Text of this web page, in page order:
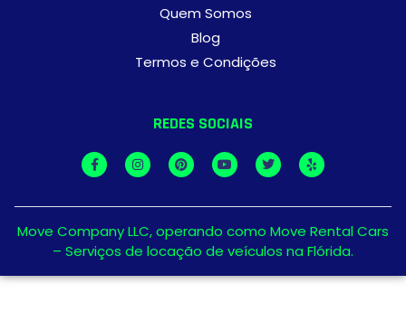
Quem Somos
Blog
Termos e Condições
REDES SOCIAIS
Move Company LLC, operando como Move Rental Cars
– Serviços de locação de veículos na Flórida.